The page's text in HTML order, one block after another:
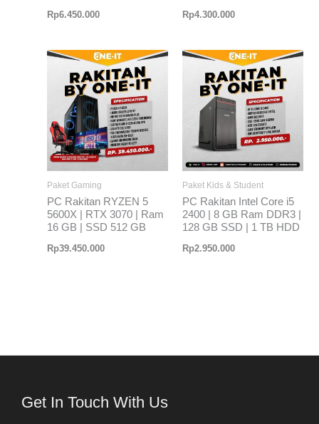
Rp6.450.000 Rp4.300.000
Paket Gaming
PC Rakitan RYZEN 5
5600X | RTX 3070 | Ram
16 GB | SSD 512 GB
Rp39.450.000
Paket Kids & Student
PC Rakitan Intel Core i5
2400 | 8 GB Ram DDR3 |
128 GB SSD | 1 TB HDD
Rp2.950.000
Get In Touch With Us